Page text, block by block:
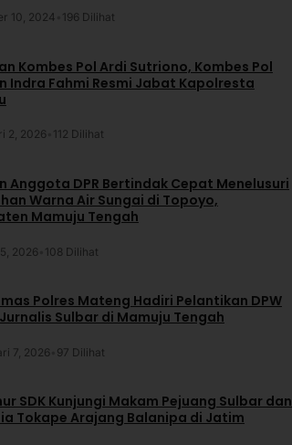
10, 2024 196 Dilihat
Kombes Pol Ardi Sutriono, Kombes Pol
Indra Fahmi Resmi Jabat Kapolresta
2, 2026 112 Dilihat
Anggota DPR Bertindak Cepat Menelusuri
Warna Air Sungai di Topoyo,
Mamuju Tengah
2026 108 Dilihat
Polres Mateng Hadiri Pelantikan DPW
Sulbar di Mamuju Tengah
7, 2026 97 Dilihat
SDK Kunjungi Makam Pejuang Sulbar dan
Tokape Arajang Balanipa di Jatim